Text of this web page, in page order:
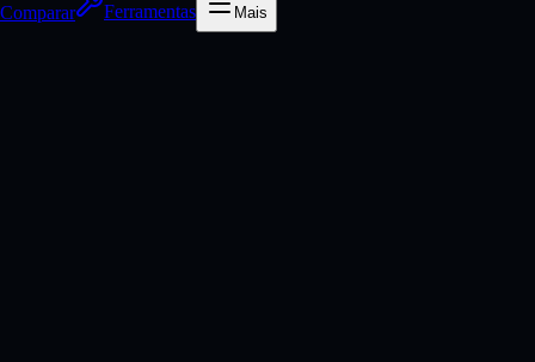
Comparar Ferramentas Mais